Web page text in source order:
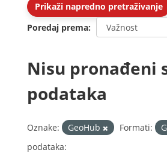
Prikaži napredno pretraživanje
Poredaj prema
Nisu pronađeni
podataka
Oznake: GeoHub Formati:
podataka: